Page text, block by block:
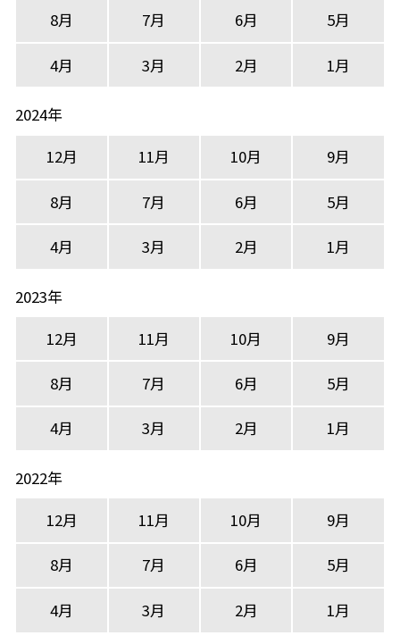
8月 7月 6月 5月
4月 3月 2月 1月
2024年
12月
11月 10月 9月
8月 7月 6月 5月
4月 3月 2月 1月
2023年
12月
11月 10月 9月
8月 7月 6月 5月
4月 3月 2月 1月
2022年
12月
11月 10月 9月
8月 7月 6月 5月
4月 3月 2月 1月